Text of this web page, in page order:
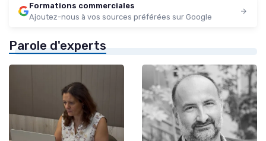
Formations commerciales
Ajoutez-nous à vos sources préférées sur Google
Parole d'experts